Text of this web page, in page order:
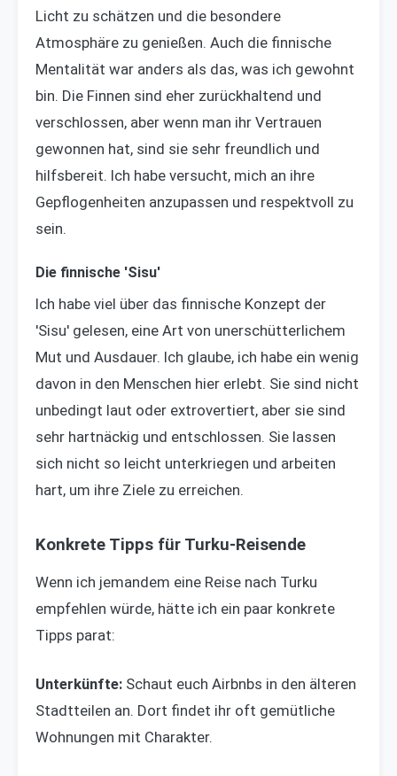
Licht zu schätzen und die besondere
Atmosphäre zu genießen. Auch die finnische
Mentalität war anders als das, was ich gewohnt
bin. Die Finnen sind eher zurückhaltend und
verschlossen, aber wenn man ihr Vertrauen
gewonnen hat, sind sie sehr freundlich und
hilfsbereit. Ich habe versucht, mich an ihre
Gepflogenheiten anzupassen und respektvoll zu
sein.
Die finnische 'Sisu'
Ich habe viel über das finnische Konzept der
'Sisu' gelesen, eine Art von unerschütterlichem
Mut und Ausdauer. Ich glaube, ich habe ein wenig
davon in den Menschen hier erlebt. Sie sind nicht
unbedingt laut oder extrovertiert, aber sie sind
sehr hartnäckig und entschlossen. Sie lassen
sich nicht so leicht unterkriegen und arbeiten
hart, um ihre Ziele zu erreichen.
Konkrete Tipps für Turku-Reisende
Wenn ich jemandem eine Reise nach Turku
empfehlen würde, hätte ich ein paar konkrete
Tipps parat:
Unterkünfte: Schaut euch Airbnbs in den älteren
Stadtteilen an. Dort findet ihr oft gemütliche
Wohnungen mit Charakter.